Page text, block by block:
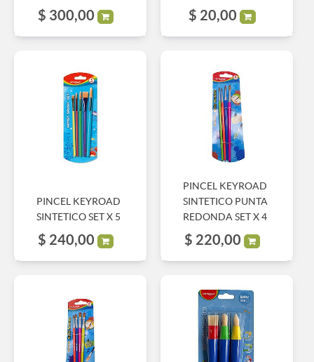
$ 300,00 $ 20,00
PINCEL KEYROAD
SINTETICO SET X 5
$ 240,00
PINCEL KEYROAD
SINTETICO PUNTA
REDONDA SET X 4
$ 220,00